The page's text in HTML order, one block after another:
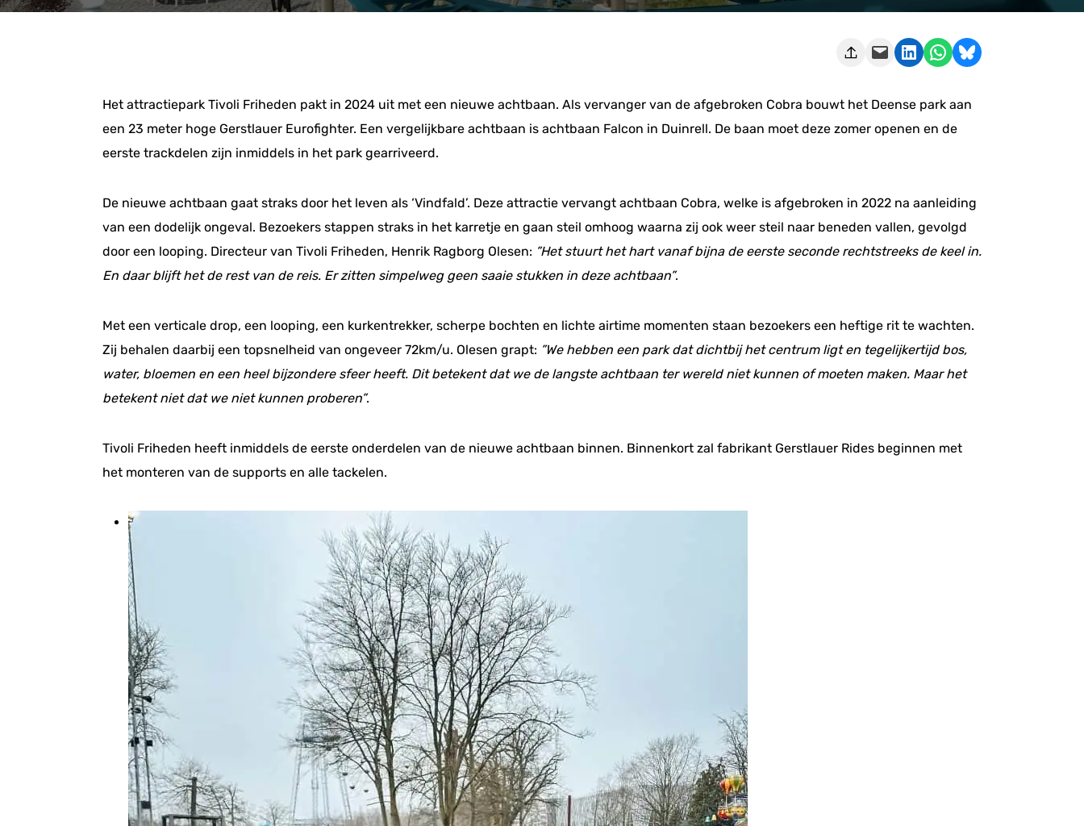
Deze pagina e-mailen Delen op LinkedIn Delen via WhatsApp Share on Bluesky
Het attractiepark Tivoli Friheden pakt in 2024 uit met een nieuwe achtbaan. Als vervanger van de afgebroken Cobra bouwt het Deense park aan
een 23 meter hoge Gerstlauer Eurofighter. Een vergelijkbare achtbaan is achtbaan Falcon in Duinrell. De baan moet deze zomer openen en de
eerste trackdelen zijn inmiddels in het park gearriveerd.
De nieuwe achtbaan gaat straks door het leven als ‘Vindfald’. Deze attractie vervangt achtbaan Cobra, welke is afgebroken in 2022 na aanleiding
van een dodelijk ongeval. Bezoekers stappen straks in het karretje en gaan steil omhoog waarna zij ook weer steil naar beneden vallen, gevolgd
door een looping. Directeur van Tivoli Friheden, Henrik Ragborg Olesen: ”Het stuurt het hart vanaf bijna de eerste seconde rechtstreeks de keel in.
En daar blijft het de rest van de reis. Er zitten simpelweg geen saaie stukken in deze achtbaan”.
Met een verticale drop, een looping, een kurkentrekker, scherpe bochten en lichte airtime momenten staan bezoekers een heftige rit te wachten.
Zij behalen daarbij een topsnelheid van ongeveer 72km/u. Olesen grapt: ”We hebben een park dat dichtbij het centrum ligt en tegelijkertijd bos,
water, bloemen en een heel bijzondere sfeer heeft. Dit betekent dat we de langste achtbaan ter wereld niet kunnen of moeten maken. Maar het
betekent niet dat we niet kunnen proberen”.
Tivoli Friheden heeft inmiddels de eerste onderdelen van de nieuwe achtbaan binnen. Binnenkort zal fabrikant Gerstlauer Rides beginnen met
het monteren van de supports en alle tackelen.